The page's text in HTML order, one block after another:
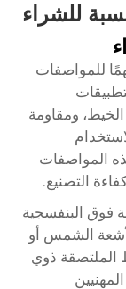
للشراء
للمواصفات
ومقاومة
المواصفات
التصنيع.
فوق البنفسجية
لأشعة الشمس أو
الملتصقة ذوي